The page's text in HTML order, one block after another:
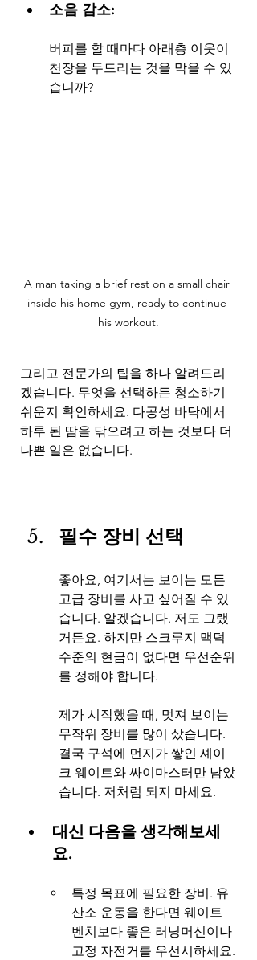
소음 감소:
버피를 할 때마다 아래층 이웃이
천장을 두드리는 것을 막을 수 있
습니까?
A man taking a brief rest on a small chair
inside his home gym, ready to continue
his workout.
그리고 전문가의 팁을 하나 알려드리
겠습니다. 무엇을 선택하든 청소하기
쉬운지 확인하세요. 다공성 바닥에서
하루 된 땀을 닦으려고 하는 것보다 더
나쁜 일은 없습니다.
필수 장비 선택
좋아요, 여기서는 보이는 모든
고급 장비를 사고 싶어질 수 있
습니다. 알겠습니다. 저도 그랬
거든요. 하지만 스크루지 맥덕
수준의 현금이 없다면 우선순위
를 정해야 합니다.
제가 시작했을 때, 멋져 보이는
무작위 장비를 많이 샀습니다.
결국 구석에 먼지가 쌓인 셰이
크 웨이트와 싸이마스터만 남았
습니다. 저처럼 되지 마세요.
대신 다음을 생각해보세
요.
특정 목표에 필요한 장비. 유
산소 운동을 한다면 웨이트
벤치보다 좋은 러닝머신이나
고정 자전거를 우선시하세요.